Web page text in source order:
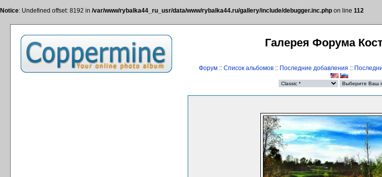
Notice: Undefined offset: 8192 in /var/www/rybalka44_ru_usr/data/www/rybalka44.ru/gallery/include/debugger.inc.php on line 112
Галерея Форума
Форум:: Список альбомов:: Последние добавления ::